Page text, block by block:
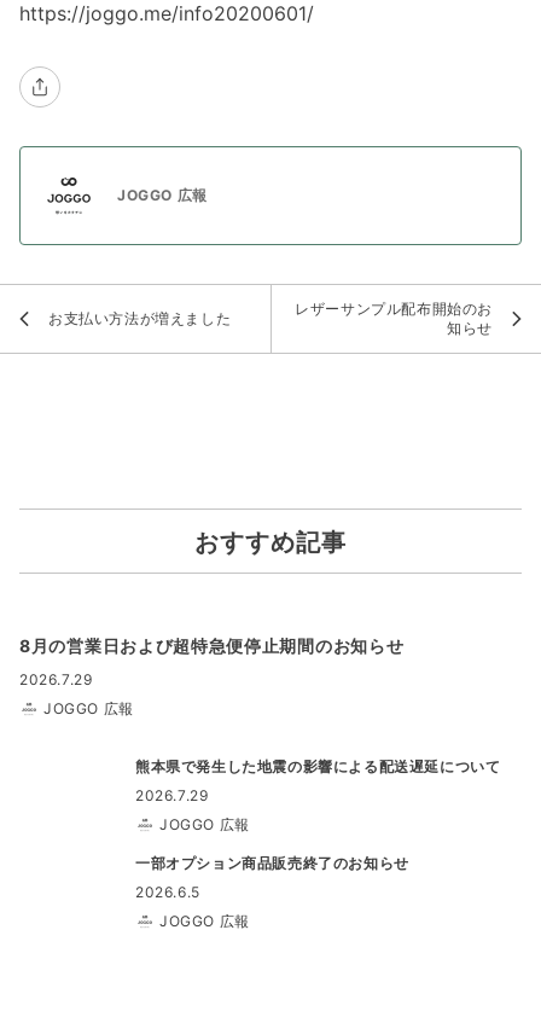
https://joggo.me/info20200601/
JOGGO 広報
お支払い方法が増えました
レザーサンプル配布開始のお
知らせ
おすすめ記事
8月の営業日および超特急便停止期間のお知らせ
2026.7.29
JOGGO 広報
熊本県で発生した地震の影響による配送遅延について
2026.7.29
JOGGO 広報
一部オプション商品販売終了のお知らせ
2026.6.5
JOGGO 広報